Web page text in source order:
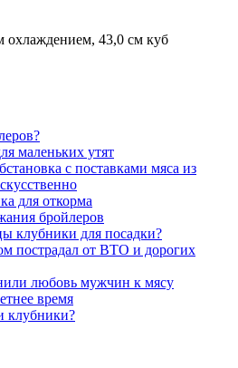
охлаждением, 43,0 см куб
маленьких утят
с поставками мяса из
для откорма
бройлеров
клубники для посадки?
пострадал от ВТО и дорогих
любовь мужчин к мясу
время
клубники?